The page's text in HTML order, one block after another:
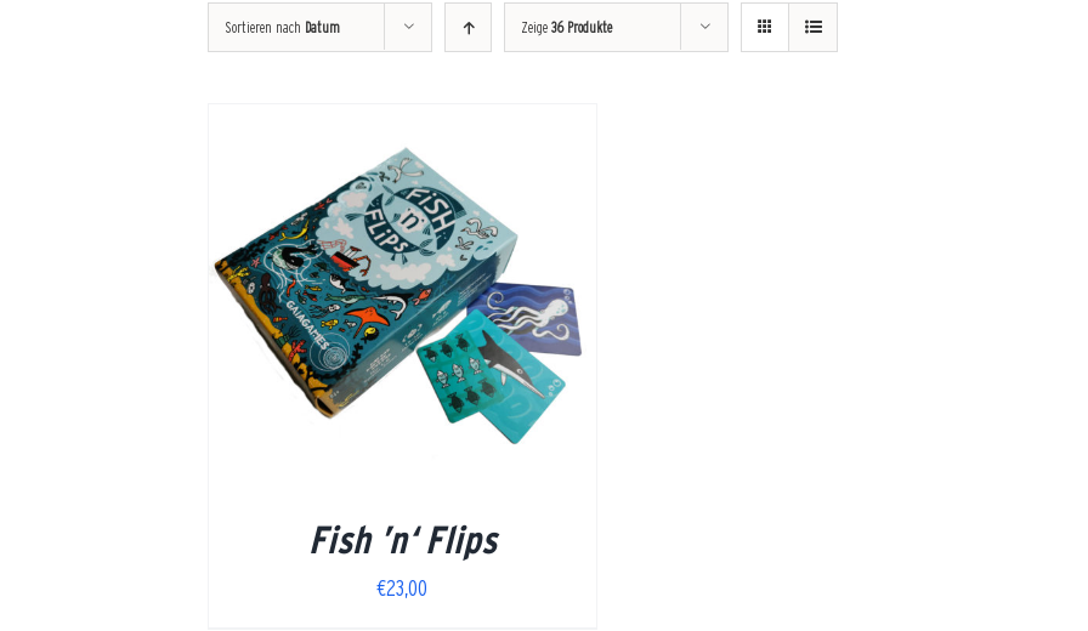
Sortieren nach Datum Zeige36 Produkte
Fish ’n‘ Flips
€23,00